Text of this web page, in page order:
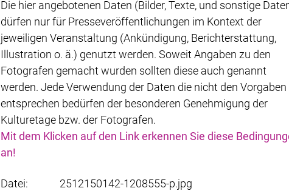
Die hier angebotenen Daten (Bilder, Texte, und sonstige
dürfen nur für Presseveröffentlichungen im Kontext der
jeweiligen Veranstaltung (Ankündigung, Berichterstattung,
Illustration o. ä.) genutzt werden. Soweit Angaben zu den
Fotografen gemacht wurden sollten diese auch genannt
werden. Jede Verwendung der Daten die nicht den Vorgaben
entsprechen bedürfen der besonderen Genehmigung der
Kulturetage bzw. der Fotografen.
Mit dem Klicken auf den Link erkennen Sie diese
an!
Datei: 2512150142-1208555-p.jpg